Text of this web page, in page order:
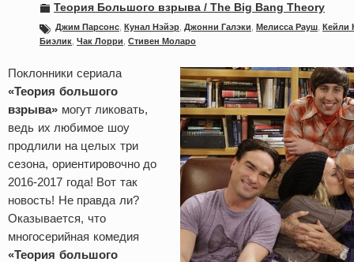
Теория Большого взрыва / The Big Bang Theory
Джим Парсонс Кунал Нэйэр Джонни Галэки Мелисса Рауш Кейли
Биэлик Чак Лорри Стивен Моларо
Поклонники сериала
«Теория большого
взрыва» могут ликовать,
ведь их любимое шоу
продлили на целых три
сезона, ориентировочно до
2016-2017 года! Вот так
новость! Не правда ли?
Оказывается, что
многосерийная комедия
«Теория большого